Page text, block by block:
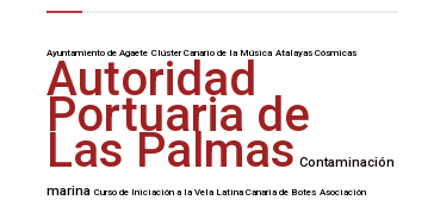
Ayuntamiento de Agaete Clúster Canario de la Música Atalayas Cósmicas
Autoridad
Portuaria de
Las Palmas Contaminación
marina Curso de Iniciación a la Vela Latina Canaria de Botes Asociación